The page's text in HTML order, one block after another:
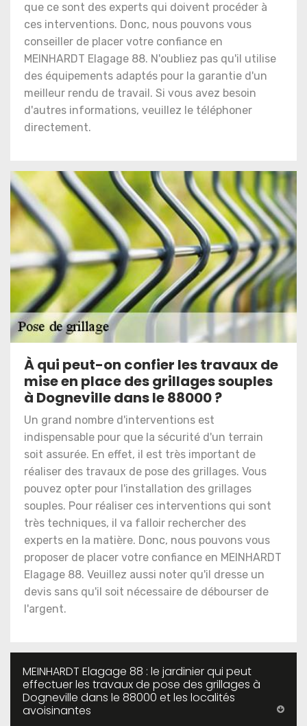
que ce sont des experts qui doivent procéder à
ces interventions. Donc, nous pouvons vous
conseiller de placer votre confiance en
MEINHARDT Elagage 88. N'oubliez pas qu'il utilise
des équipements adaptés pour la garantie d'un
meilleur rendu de travail. Si vous avez besoin
d'autres informations, veuillez le téléphoner
directement.
À qui peut-on confier les travaux de
mise en place des grillages souples
à Dogneville dans le 88000 ?
Un grand nombre d'interventions est
indispensable pour que la sécurité d'un terrain
soit assurée. En effet, il est très important de
réaliser des travaux de pose des grillages. Vous
pouvez opter pour l'installation des grillages
souples. Pour réaliser ces interventions qui sont
très techniques, il va falloir rechercher des
experts en la matière. Donc, nous pouvons vous
proposer de placer votre confiance en MEINHARDT
Elagage 88. Veuillez aussi noter qu'il dresse un
devis sans qu'il soit nécessaire de débourser de
l'argent.
MEINHARDT Elagage 88 : le jardinier qui peut
effectuer les travaux de pose des grillages à
Dogneville dans le 88000 et les localités
avoisinantes